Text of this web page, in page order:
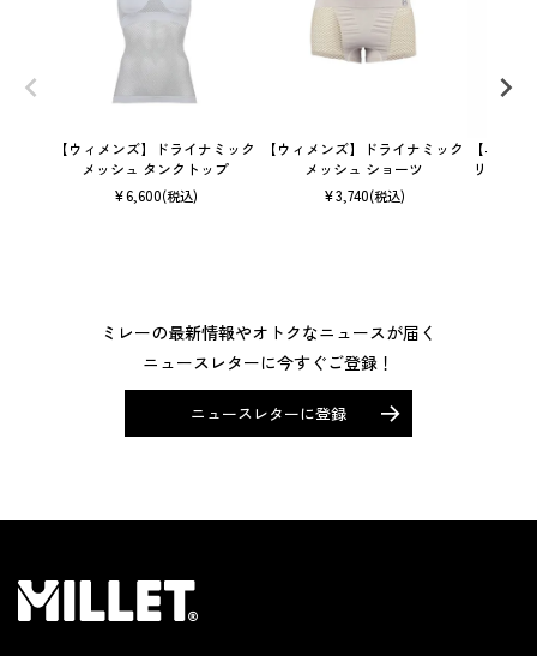
【ウィメンズ】ドライナミック
メッシュ タンクトップ
¥6,600(税込)
【ウィメンズ】ドライナミック
メッシュ ショーツ
¥3,740(税込)
【ユニ
リック
ミレーの最新情報やオトクなニュースが届く
ニュースレターに今すぐご登録！
ニュースレターに登録